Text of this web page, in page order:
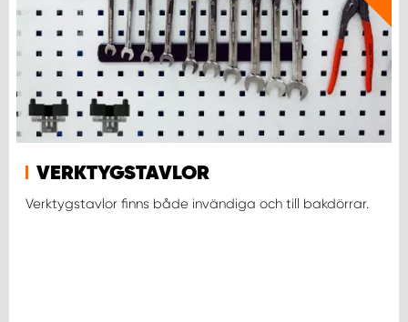
VERKTYGSTAVLOR
Verktygstavlor finns både invändiga och till bakdörrar.